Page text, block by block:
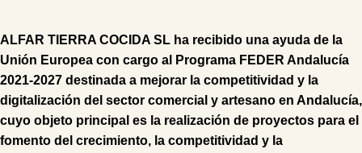
ALFAR TIERRA COCIDA SL ha recibido una ayuda de la
Unión Europea con cargo al Programa FEDER Andalucía
2021-2027 destinada a mejorar la competitividad y la
digitalización del sector comercial y artesano en Andalucía,
cuyo objeto principal es la realización de proyectos para el
fomento del crecimiento, la competitividad y la